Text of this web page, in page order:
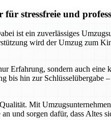
stressfreie und
ist ein zuverlässiges
wird der Umzug zum
Erfahrung, sondern auch
bis hin zur
Mit
und sorgen dafür, dass